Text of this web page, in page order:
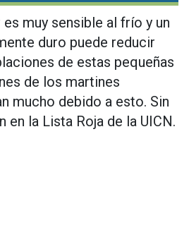
muy sensible al frío y un
duro puede reducir
de estas pequeñas
de los martines
mucho debido a esto. Sin
en la Lista Roja de la UICN.